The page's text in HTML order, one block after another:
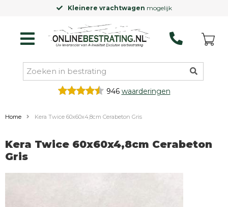
Kleinere vrachtwagen mogelijk
946 waarderingen
Home Kera Twice 60x60x4,8cm Cerabeton Gris
Kera Twice 60x60x4,8cm Cerabeton
Gris